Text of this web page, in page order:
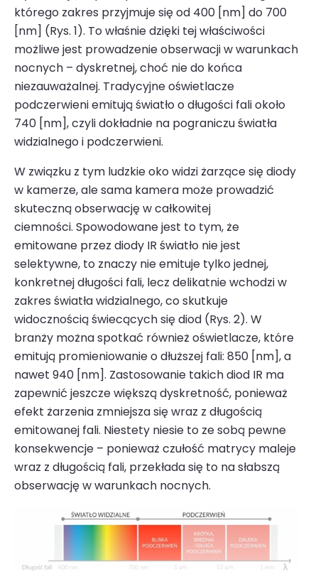
którego zakres przyjmuje się od 400 [nm] do 700
[nm] (Rys. 1). To właśnie dzięki tej właściwości
możliwe jest prowadzenie obserwacji w warunkach
nocnych – dyskretnej, choć nie do końca
niezauważalnej. Tradycyjne oświetlacze
podczerwieni emitują światło o długości fali około
740 [nm], czyli dokładnie na pograniczu światła
widzialnego i podczerwieni.
W związku z tym ludzkie oko widzi żarzące się diody
w kamerze, ale sama kamera może prowadzić
skuteczną obserwację w całkowitej
ciemności. Spowodowane jest to tym, że
emitowane przez diody IR światło nie jest
selektywne, to znaczy nie emituje tylko jednej,
konkretnej długości fali, lecz delikatnie wchodzi w
zakres światła widzialnego, co skutkuje
widocznością świecących się diod (Rys. 2). W
branży można spotkać również oświetlacze, które
emitują promieniowanie o dłuższej fali: 850 [nm], a
nawet 940 [nm]. Zastosowanie takich diod IR ma
zapewnić jeszcze większą dyskretność, ponieważ
efekt żarzenia zmniejsza się wraz z długością
emitowanej fali. Niestety niesie to ze sobą pewne
konsekwencje – ponieważ czułość matrycy maleje
wraz z długością fali, przekłada się to na słabszą
obserwację w warunkach nocnych.